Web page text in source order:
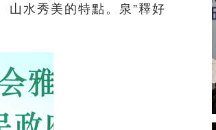
山水秀美的特點。泉”釋好